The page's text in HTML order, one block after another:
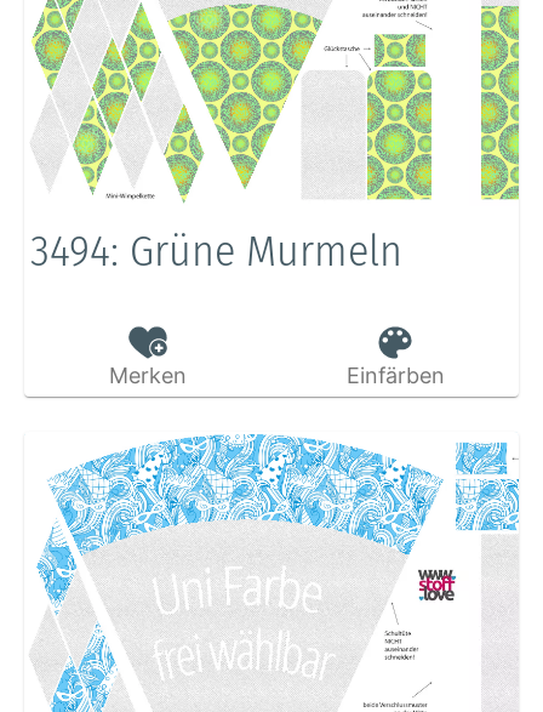
3494: Grüne Murmeln
Merken Einfärben